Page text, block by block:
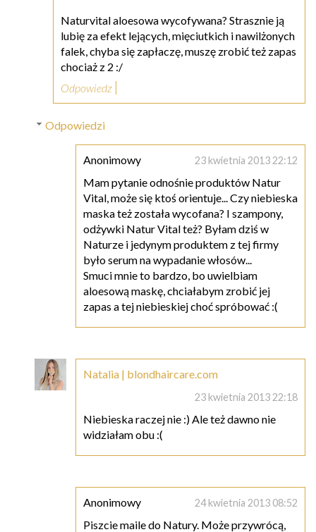
Naturvital aloesowa wycofywana? Strasznie ją
lubię za efekt lejących, mięciutkich i nawilżonych
falek, chyba się zapłaczę, muszę zrobić też zapas
chociaż z 2 :/
Odpowiedz
Odpowiedzi
Anonimowy 23 kwietnia 2013 22:12
Mam pytanie odnośnie produktów Natur
Vital, może się ktoś orientuje... Czy niebieska
maska też została wycofana? I szampony,
odżywki Natur Vital też? Byłam dziś w
Naturze i jedynym produktem z tej firmy
było serum na wypadanie włosów...
Smuci mnie to bardzo, bo uwielbiam
aloesową maskę, chciałabym zrobić jej
zapas a tej niebieskiej choć spróbować :(
Natalia | blondhaircare.com
23 kwietnia 2013 22:18
Niebieska raczej nie :) Ale też dawno nie
widziałam obu :(
Anonimowy 24 kwietnia 2013 08:52
Piszcie maile do Natury. Może przywrócą,